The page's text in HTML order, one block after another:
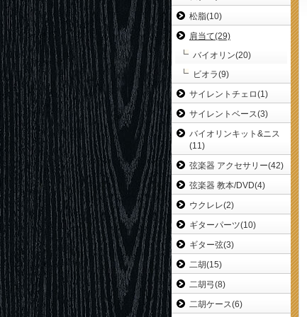
松脂(10)
肩当て(29)
バイオリン(20)
ビオラ(9)
サイレントチェロ(1)
サイレントベース(3)
バイオリンキット&ニス
(11)
弦楽器 アクセサリー(42)
弦楽器 教本/DVD(4)
ウクレレ(2)
ギターパーツ(10)
ギター弦(3)
二胡(15)
二胡弓(8)
二胡ケース(6)